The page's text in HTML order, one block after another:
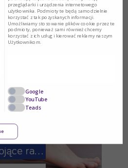
Opatrunki na trudno gojące rany
przeglądarki i urządzenia internetowego
użytkownika. Podmioty te będą samodzielnie
korzystać z tak pozyskanych informacji.
Umożliwiamy stosowanie plików cookie przez te
podmioty, ponieważ sami również chcemy
korzystać z ich usług i kierować reklamy naszym
Użytkownikom.
Google
YouTube
Teads